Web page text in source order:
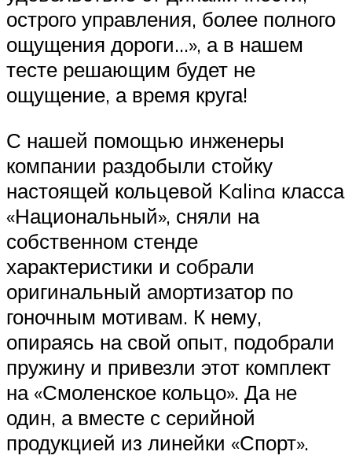
острого управления, более полного
ощущения дороги…», а в нашем
тесте решающим будет не
ощущение, а время круга!
С нашей помощью инженеры
компании раздобыли стойку
настоящей кольцевой Kalina класса
«Национальный», сняли на
собственном стенде
характеристики и собрали
оригинальный амортизатор по
гоночным мотивам. К нему,
опираясь на свой опыт, подобрали
пружину и привезли этот комплект
на «Смоленское кольцо». Да не
один, а вместе с серийной
продукцией из линейки «Спорт».